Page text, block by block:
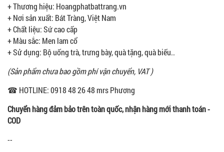
+ Thương hiệu: Hoangphatbattrang.vn
+ Nơi sản xuất: Bát Tràng, Việt Nam
+ Chất liệu: Sứ cao cấp
+ Màu sắc: Men lam cổ
+ Sử dụng: Bộ uống trà, trưng bày, quà tặng, quà biếu..
(Sản phẩm chưa bao gồm phí vận chuyển, VAT )
☎ HOTLINE: 0918 48 26 48 mrs Phương
Chuyển hàng đảm bảo trên toàn quốc, nhận hàng mới thanh toán -
COD
--